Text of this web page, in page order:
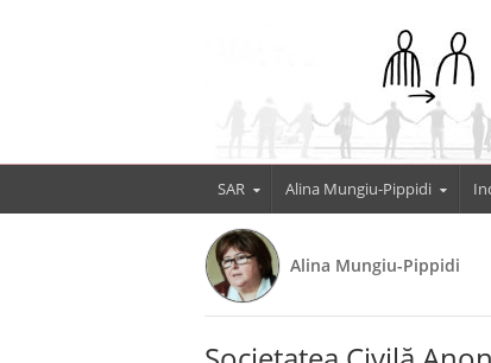
SAR Alina Mungiu-Pippidi
Alina Mungiu-Pippidi